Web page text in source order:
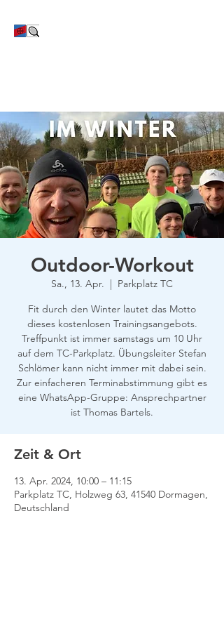
Outdoor-Workout
Sa., 13. Apr.
  |
Parkplatz TC
Fit durch den Winter lautet das Motto
dieses kostenlosen Trainingsangebots.
Treffpunkt ist immer samstags um 10 Uhr
auf dem TC-Parkplatz. Übungsleiter Stefan
Schlömer kann nicht immer mit dabei sein.
Zur einfacheren Terminabstimmung gibt es
eine WhatsApp-Gruppe: Ansprechpartner
ist Thomas Bartels.
Zeit & Ort
13. Apr. 2024, 10:00 – 11:15
Parkplatz TC, Holzweg 63, 41540 Dormagen,
Deutschland